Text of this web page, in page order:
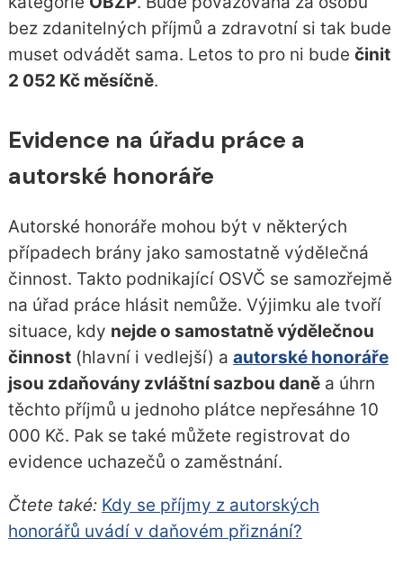
bez zdanitelných příjmů a zdravotní si tak bude
muset odvádět sama. Letos to pro ni bude činit
2 052 Kč měsíčně.
Evidence na úřadu práce a
autorské honoráře
Autorské honoráře mohou být v některých
případech brány jako samostatně výdělečná
činnost. Takto podnikající OSVČ se samozřejmě
na úřad práce hlásit nemůže. Výjimku ale tvoří
situace, kdy nejde o samostatně výdělečnou
činnost(hlavní i vedlejší) a autorské honoráře
jsou zdaňovány zvláštní sazbou daněa úhrn
těchto příjmů u jednoho plátce nepřesáhne 10
000 Kč. Pak se také můžete registrovat do
evidence uchazečů o zaměstnání.
Čtete také: Kdy se příjmy z autorských
honorářů uvádí v daňovém přiznání?